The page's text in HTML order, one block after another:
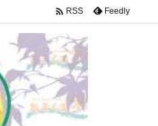
 RSS Feedly